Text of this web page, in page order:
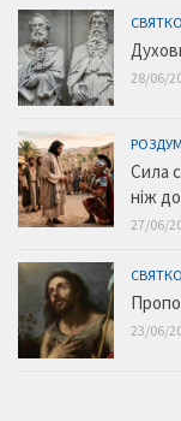
28/06/
Сила
ніж
27/06/
23/06/